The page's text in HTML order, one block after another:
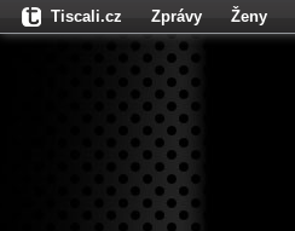
Tiscali.cz Zprávy Ženy
Fights.cz